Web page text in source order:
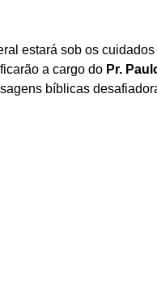
estará sob os cuidados
a cargo do Pr.
bíblicas